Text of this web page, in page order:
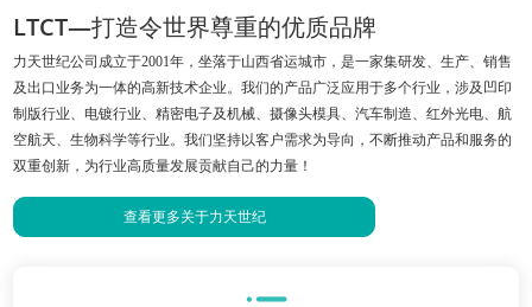
LTCT—打造令世界尊重的优质品牌
力天世纪公司成立于2001年，坐落于山西省运城市，是一家集研发、生产、销售
及出口业务为一体的高新技术企业。我们的产品广泛应用于多个行业，涉及凹印
制版行业、电镀行业、精密电子及机械、摄像头模具、汽车制造、红外光电、航
空航天、生物科学等行业。我们坚持以客户需求为导向，不断推动产品和服务的
双重创新，为行业高质量发展贡献自己的力量！
查看更多关于力天世纪